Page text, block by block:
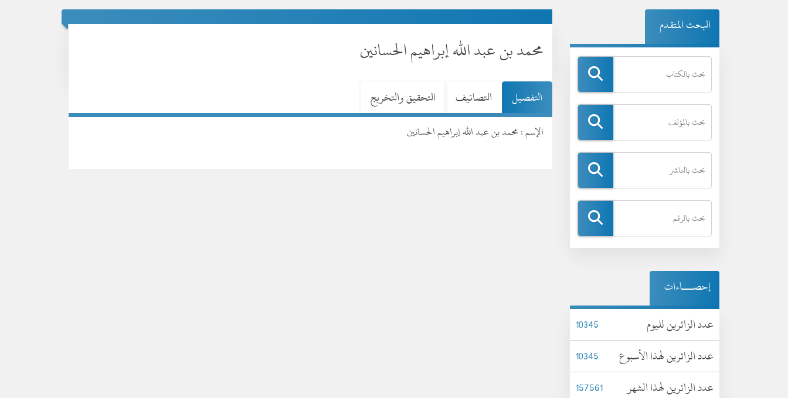
محمد بن عبد الله إبراهيم الحسانين
التفصيل التصانيف التحقيق والتخريج
الإسم : محمد بن عبد الله إبراهيم الحسانين
البحث المتقدم
إحصـــاءات
عدد الزائرين لليوم
10345
عدد الزائرين لهذا الأسبوع
10345
عدد الزائرين لهذا الشهر
157561